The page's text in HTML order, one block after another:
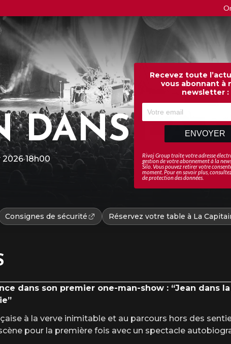
Recevez toute
vous abonnant à
newsletter :
ENVOYER
Rivaj Group traite votre adresse
gestion de votre abonnement à la
Silo . Vous pouvez retirer votre
moment. Pour en savoir plus,
de protection des données
DANS LA
2026·18h00
Consignes de sécurité Réservez votre table à La
dans son premier one-man-show : “Jean dans la
à la verve inimitable et au parcours hors des
pour la première fois avec un spectacle